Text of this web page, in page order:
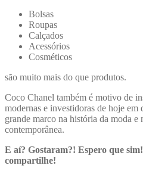
Bolsas
Roupas
Calçados
Acessórios
Cosméticos
são muito mais do que produtos.
Coco Chanel também é motivo de
modernas e investidoras de hoje em
grande marco na história da moda e
contemporânea.
E aí? Gostaram?! Espero que
compartilhe!